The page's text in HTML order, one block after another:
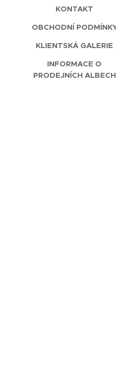
KONTAKT
OBCHODNÍ
KLIENTSKÁ GALERIE
INFORMACE O
PRODEJNÍCH ALBECH